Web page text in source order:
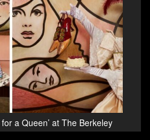
a Queen’ at The Berkeley